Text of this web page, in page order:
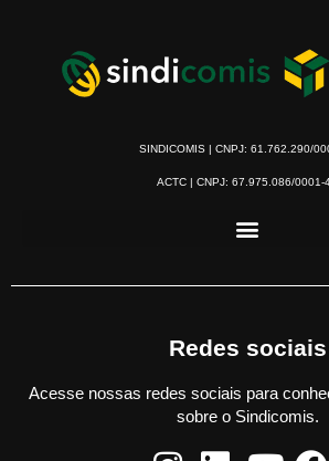
SINDICOMIS | CNPJ: 61.762.290/
ACTC | CNPJ: 67.975.086/0001-
Redes sociais
Acesse nossas redes sociais para
sobre o Sindicomis.